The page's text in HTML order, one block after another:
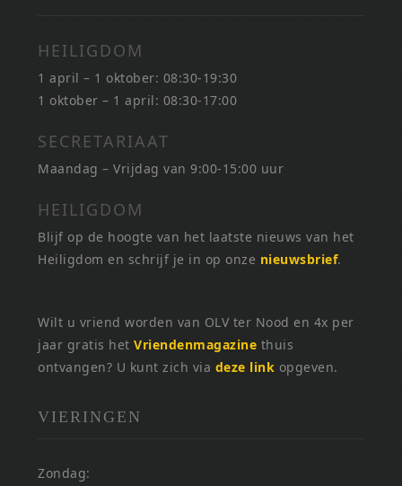
HEILIGDOM
1 april – 1 oktober: 08:30-19:30
1 oktober – 1 april: 08:30-17:00
SECRETARIAAT
Maandag – Vrijdag van 9:00-15:00 uur
HEILIGDOM
Blijf op de hoogte van het laatste nieuws van het
Heiligdom en schrijf je in op onze nieuwsbrief.
Wilt u vriend worden van OLV ter Nood en 4x per
jaar gratis hetVriendenmagazine thuis
ontvangen? U kunt zich via deze link opgeven.
VIERINGEN
Zondag: